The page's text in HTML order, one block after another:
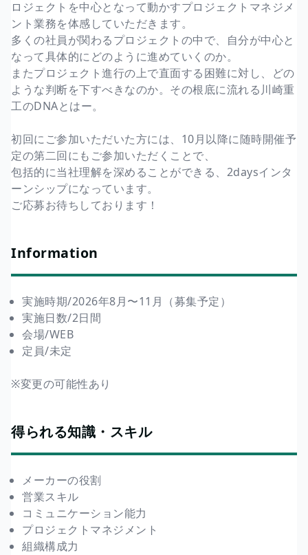
ロジェクトを中心となって動かすプロジェクトマネジメ
ント業務を体感していただきます。
多くの社員が関わるプロジェクトの中で、自分が中心と
なって具体的にどのように進めていくのか。
またプロジェクト進行の上で直面する困難に対し、どの
ような判断を下すべきなのか。その根底に流れる川崎重
工のDNAとはー。
初回にご参加いただいた方には、10月以降に随時開催予
定の第二回にもご参加いただくことで、
包括的に当社理解を深めることができる、2daysインタ
ーンシップになっています。
ご応募お待ちしております！
Information
実施時期/2026年8月〜11月（募集予定）
実施日数/2日間
会場/WEB
定員/未定
※変更の可能性あり
得られる知識・スキル
メーカーの役割
営業スキル
コミュニケーション能力
プロジェクトマネジメント
組織構成力